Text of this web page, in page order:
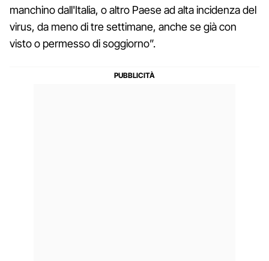
manchino dall'Italia, o altro Paese ad alta incidenza del
virus, da meno di tre settimane, anche se già con
visto o permesso di soggiorno”.